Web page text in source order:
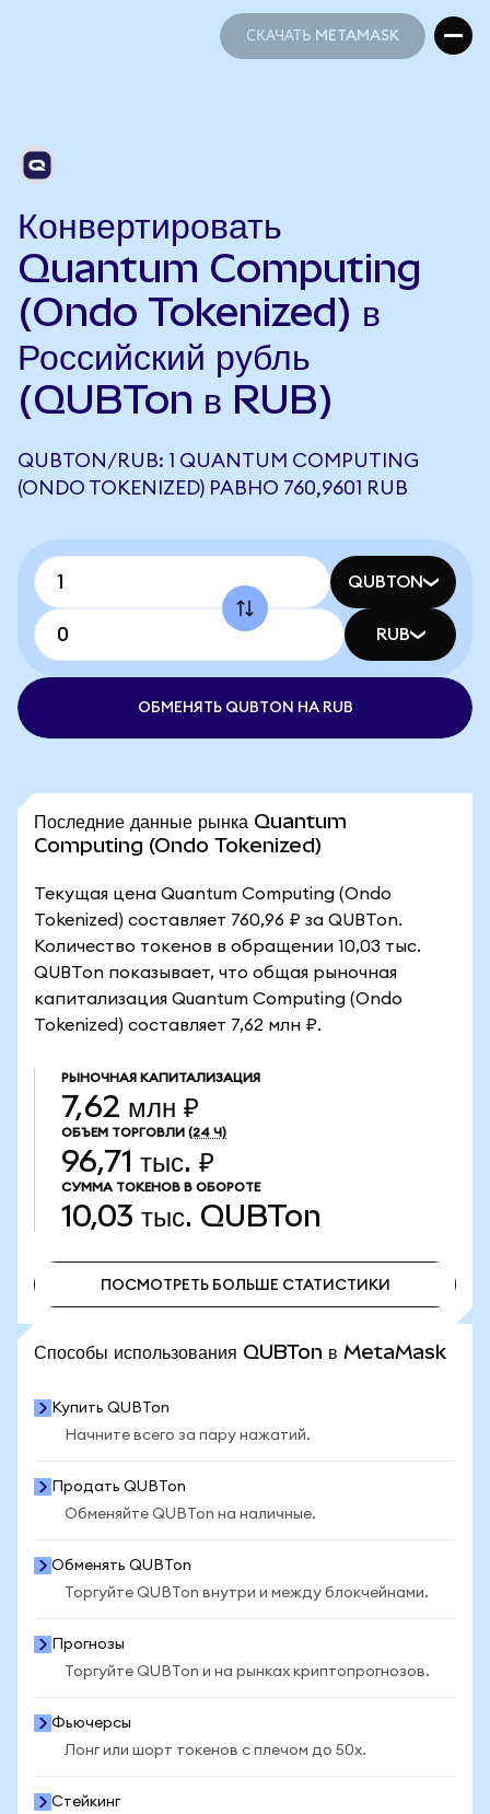
СКАЧАТЬ METAMASK
Конвертировать
Quantum Computing
(Ondo Tokenized) в
Российский рубль
(QUBTon в RUB)
QUBTON/RUB: 1 QUANTUM COMPUTING
(ONDO TOKENIZED) РАВНО 760,9601 RUB
QUBTON
RUB
ОБМЕНЯТЬ QUBTON НА RUB
Последние данные рынка Quantum
Computing (Ondo Tokenized)
Текущая цена Quantum Computing (Ondo
Tokenized) составляет 760,96 ₽ за QUBTon.
Количество токенов в обращении 10,03 тыс.
QUBTon показывает, что общая рыночная
капитализация Quantum Computing (Ondo
Tokenized) составляет 7,62 млн ₽.
РЫНОЧНАЯ КАПИТАЛИЗАЦИЯ
7,62 млн ₽
ОБЪЕМ ТОРГОВЛИ (24 Ч)
96,71 тыс. ₽
СУММА ТОКЕНОВ В ОБОРОТЕ
10,03 тыс. QUBTon
ПОСМОТРЕТЬ БОЛЬШЕ СТАТИСТИКИ
Способы использования QUBTon в MetaMask
Купить QUBTon
Начните всего за пару нажатий.
Продать QUBTon
Обменяйте QUBTon на наличные.
Обменять QUBTon
Торгуйте QUBTon внутри и между блокчейнами.
Прогнозы
Торгуйте QUBTon и на рынках криптопрогнозов.
Фьючерсы
Лонг или шорт токенов с плечом до 50x.
Стейкинг